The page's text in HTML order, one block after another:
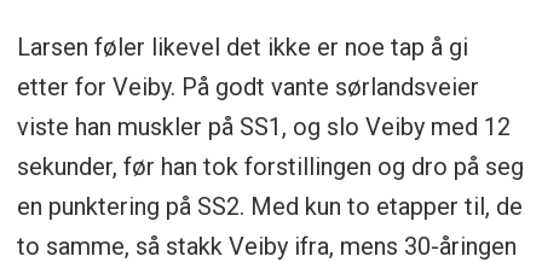
Larsen føler likevel det ikke er noe tap å gi
etter for Veiby. På godt vante sørlandsveier
viste han muskler på SS1, og slo Veiby med 12
sekunder, før han tok forstillingen og dro på seg
en punktering på SS2. Med kun to etapper til, de
to samme, så stakk Veiby ifra, mens 30-åringen